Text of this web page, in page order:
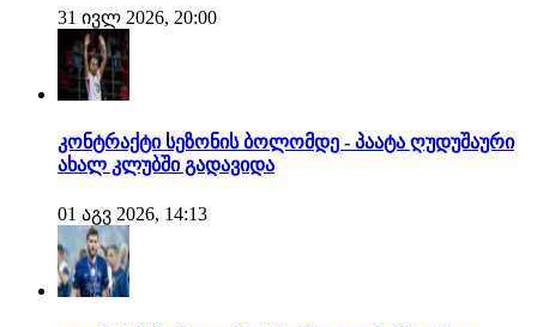
31 ივლ 2026, 20:00
კონტრაქტი სეზონის ბოლომდე - პაატა ღუდუშაური
ახალ კლუბში გადავიდა
01 აგვ 2026, 14:13